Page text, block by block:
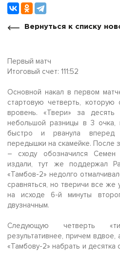
Вернуться к списку
Первый матч
Итоговый счет: 111:52
Основной накал в первом
стартовую четверть, которую
вровень. «Твери» за десять
небольшой разницы в 3 очка,
быстро и рванула вперед
передышки на скамейке. После
– сходу обозначился Семен
издали, тут же поддержал
«Тамбов-2» недолго
сравняться, но тверичи все
на исходе 6-й минуты
двузначным.
Следующую четверть
результативнее, причем вдвое,
«Тамбову-2» набрать и десятка